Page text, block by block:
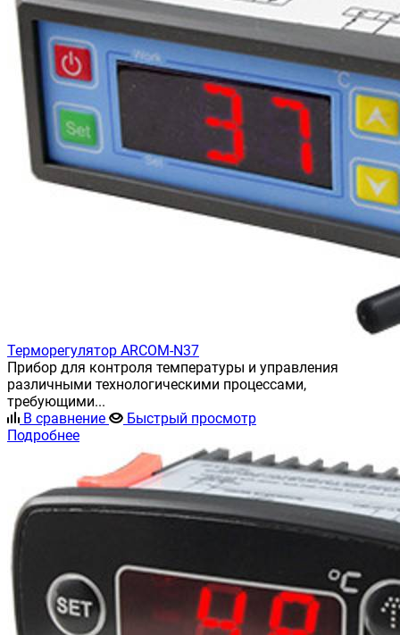
Терморегулятор ARCOM-N37
Прибор для контроля температуры и управления
различными технологическими процессами,
требующими...
В сравнение
Быстрый просмотр
Подробнее